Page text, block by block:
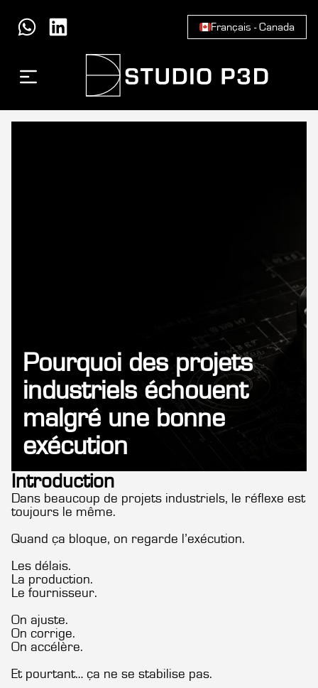
Français - Canada
Pourquoi des projets
industriels échouent
malgré une bonne
exécution
Introduction
Dans beaucoup de projets industriels, le réflexe est
toujours le même.
Quand ça bloque, on regarde l’exécution.
Les délais.
La production.
Le fournisseur.
On ajuste.
On corrige.
On accélère.
Et pourtant… ça ne se stabilise pas.